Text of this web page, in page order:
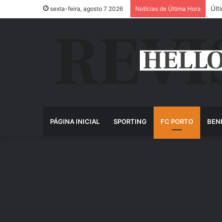
sexta-feira, agosto 7 2026 Notícias de Última Hora
PÁGINA INICIAL SPORTING FC PORTO